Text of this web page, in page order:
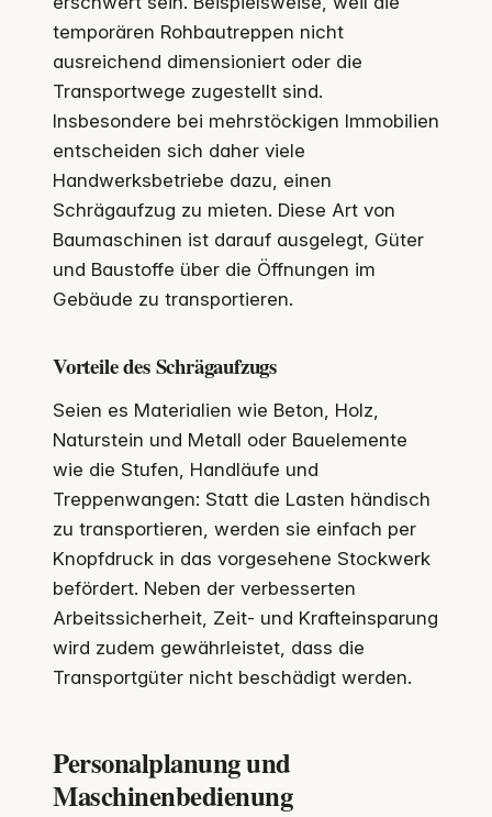
temporären Rohbautreppen nicht
ausreichend dimensioniert oder die
Transportwege zugestellt sind.
Insbesondere bei mehrstöckigen Immobilien
entscheiden sich daher viele
Handwerksbetriebe dazu, einen
Schrägaufzug zu mieten. Diese Art von
Baumaschinen ist darauf ausgelegt, Güter
und Baustoffe über die Öffnungen im
Gebäude zu transportieren.
Vorteile des Schrägaufzugs
Seien es Materialien wie Beton, Holz,
Naturstein und Metall oder Bauelemente
wie die Stufen, Handläufe und
Treppenwangen: Statt die Lasten händisch
zu transportieren, werden sie einfach per
Knopfdruck in das vorgesehene Stockwerk
befördert. Neben der verbesserten
Arbeitssicherheit, Zeit- und Krafteinsparung
wird zudem gewährleistet, dass die
Transportgüter nicht beschädigt werden.
Personalplanung und
Maschinenbedienung